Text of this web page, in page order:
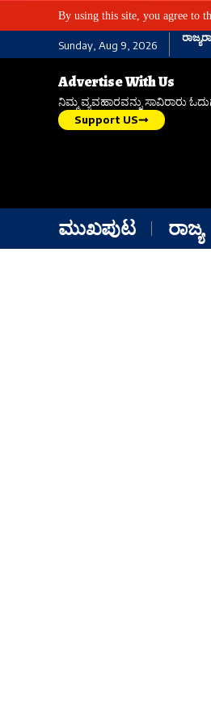
By using this site, you agree to
Sunday, Aug 9, 2026
ರಾಜ್ಯ
Advertise With Us
ನಿಮ್ಮ ವ್ಯವಹಾರವನ್ನು ಸಾವಿರಾರು
Support US
ಮುಖಪುಟ ರಾಜ್ಯ